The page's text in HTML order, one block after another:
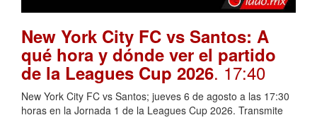
New York City FC vs Santos: A
qué hora y dónde ver el partido
de la Leagues Cup 2026. 17:40
New York City FC vs Santos; jueves 6 de agosto a las 17:30
horas en la Jornada 1 de la Leagues Cup 2026. Transmite